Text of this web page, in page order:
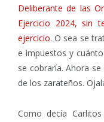
Deliberante de las
Ejercicio 2024, sin
ejercicio. O sea se
e impuestos y
se cobraría. Ahora
de los zarateños.
Como decía